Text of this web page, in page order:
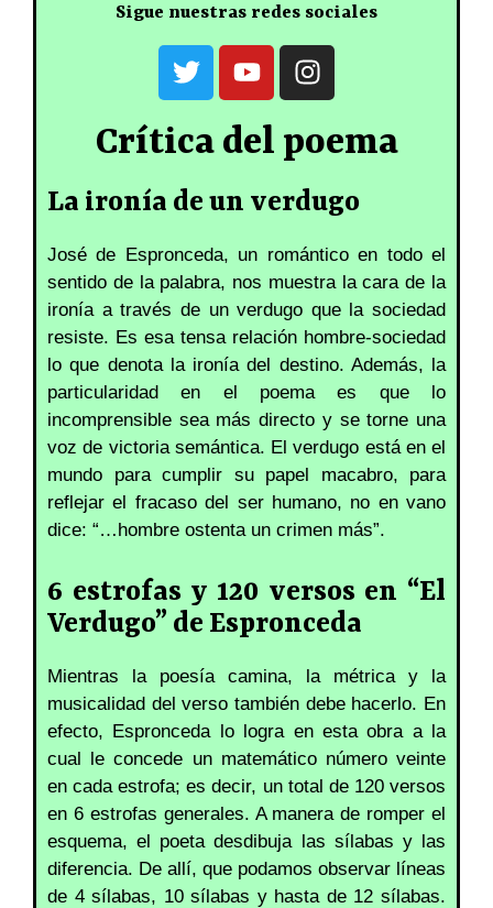
Sigue nuestras redes sociales
Crítica del poema
La ironía de un verdugo
José de Espronceda, un romántico en todo el
sentido de la palabra, nos muestra la cara de la
ironía a través de un verdugo que la sociedad
resiste. Es esa tensa relación hombre-sociedad
lo que denota la ironía del destino. Además, la
particularidad en el poema es que lo
incomprensible sea más directo y se torne una
voz de victoria semántica. El verdugo está en el
mundo para cumplir su papel macabro, para
reflejar el fracaso del ser humano, no en vano
dice: “…hombre ostenta un crimen más”.
6 estrofas y 120 versos en “El
Verdugo” de Espronceda
Mientras la poesía camina, la métrica y la
musicalidad del verso también debe hacerlo. En
efecto, Espronceda lo logra en esta obra a la
cual le concede un matemático número veinte
en cada estrofa; es decir, un total de 120 versos
en 6 estrofas generales. A manera de romper el
esquema, el poeta desdibuja las sílabas y las
diferencia. De allí, que podamos observar líneas
de 4 sílabas, 10 sílabas y hasta de 12 sílabas.